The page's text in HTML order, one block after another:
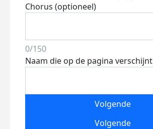
Chorus (optioneel)
0/150
Naam die op de pagina verschijnt
Volgende
Volgende